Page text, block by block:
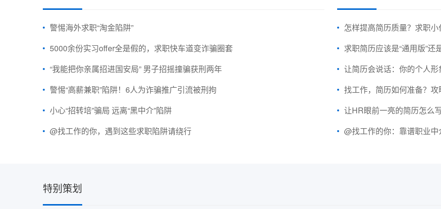
警惕海外求职“淘金陷阱”
5000余份实习offer全是假的，求职快车道变诈骗圈套
“我能把你亲属招进国安局” 男子招摇撞骗获刑两年
警惕“高薪兼职”陷阱！6人为诈骗推广引流被刑拘
小心“招转培”骗局 远离“黑中介”陷阱
@找工作的你，遇到这些求职陷阱请绕行
怎样提高简历质量？求职
求职简历应该是“通用版”还
让简历会说话：你的个人形
找工作，简历如何准备？攻
让HR眼前一亮的简历怎么
@找工作的你：靠谱职业
特别策划